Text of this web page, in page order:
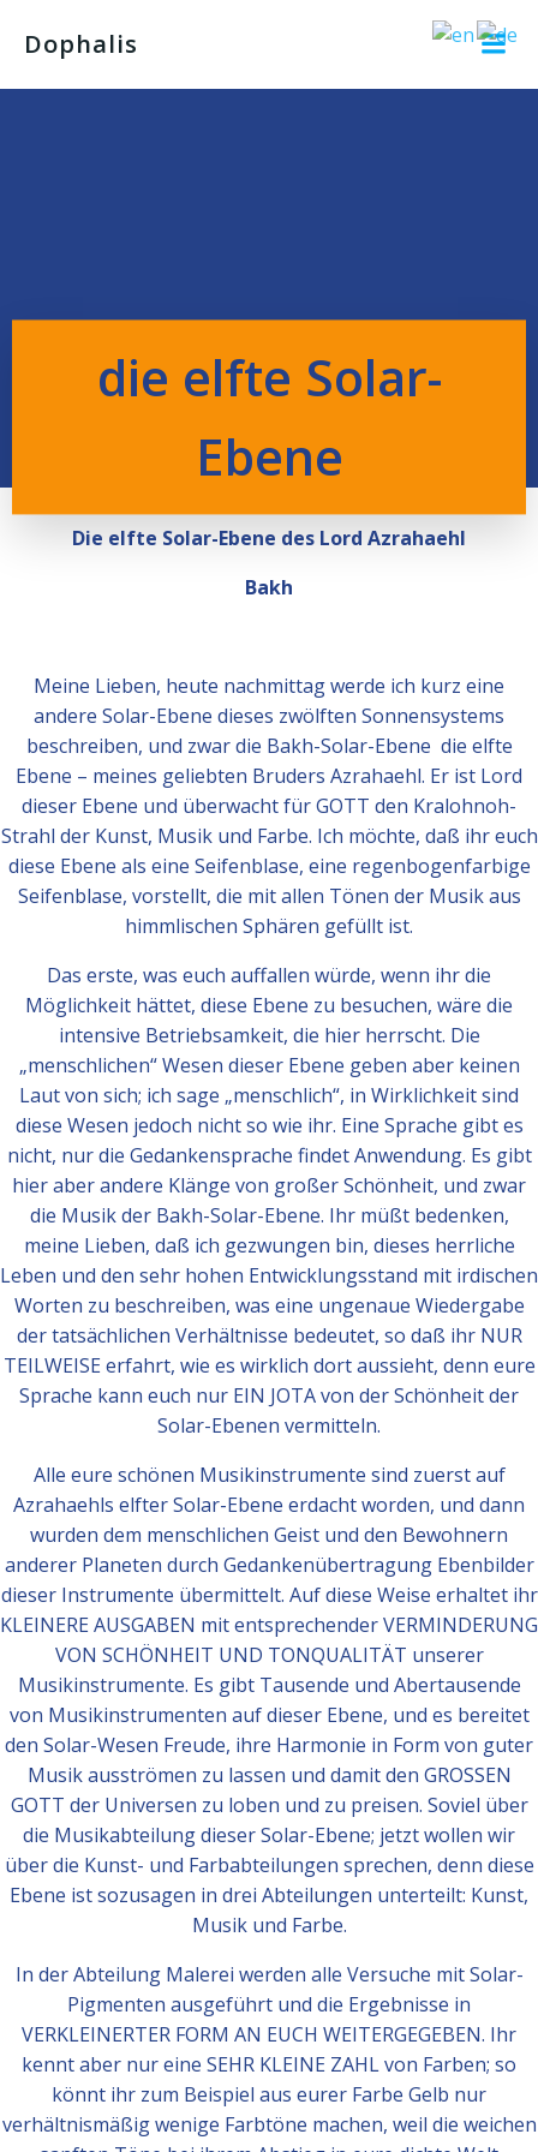
Dophalis
die elfte Solar-
Ebene
Die elfte Solar-Ebene des Lord Azrahaehl
Bakh
Meine Lieben, heute nachmittag werde ich kurz eine
andere Solar-Ebene dieses zwölften Sonnensystems
beschreiben, und zwar die Bakh-Solar-Ebene ­ die elfte
Ebene – meines geliebten Bruders Azrahaehl. Er ist Lord
dieser Ebene und überwacht für GOTT den Kralohnoh-
Strahl der Kunst, Musik und Farbe. Ich möchte, daß ihr euch
diese Ebene als eine Seifenblase, eine regenbogen­farbige
Seifenblase, vorstellt, die mit allen Tönen der Musik aus
himmlischen Sphären gefüllt ist.
Das erste, was euch auffallen würde, wenn ihr die
Möglichkeit hättet, diese Ebene zu besuchen, wäre die
intensive Betriebsamkeit, die hier herrscht. Die
„menschlichen“ Wesen dieser Ebene geben aber keinen
Laut von sich; ich sage „menschlich“, in Wirklichkeit sind
diese Wesen jedoch nicht so wie ihr. Eine Sprache gibt es
nicht, nur die Gedankensprache findet Anwendung. Es gibt
hier aber andere Klänge von großer Schönheit, und zwar
die Musik der Bakh-Solar-Ebene. Ihr müßt bedenken,
meine Lieben, daß ich gezwungen bin, dieses herrliche
Leben und den sehr hohen Entwicklungsstand mit irdischen
Worten zu beschreiben, was eine ungenaue Wiedergabe
der tatsächlichen Verhältnisse bedeutet, so daß ihr NUR
TEILWEISE erfahrt, wie es wirklich dort aussieht, denn eure
Sprache kann euch nur EIN JOTA von der Schönheit der
Solar-Ebenen vermitteln.
Alle eure schönen Musikinstrumente sind zuerst auf
Azrahaehls elfter Solar-Ebene erdacht worden, und dann
wurden dem menschlichen Geist und den Bewohnern
anderer Planeten durch Gedankenübertragung Ebenbilder
dieser Instrumente übermittelt. Auf diese Weise erhaltet ihr
KLEINERE AUSGABEN mit entsprechender VERMINDERUNG
VON SCHÖNHEIT UND TON­QUALITÄT unserer
Musikinstrumente. Es gibt Tausende und Abertausende
von Musikinstrumenten auf dieser Ebene, und es bereitet
den Solar-Wesen Freude, ihre Harmonie in Form von guter
Musik ausströmen zu lassen und damit den GROSSEN
GOTT der Universen zu loben und zu preisen. Soviel über
die Musikabteilung dieser Solar-Ebene; jetzt wollen wir
über die Kunst- und Farbabteilungen sprechen, denn diese
Ebene ist sozusagen in drei Abteilungen unterteilt: Kunst,
Musik und Farbe.
In der Abteilung Malerei werden alle Versuche mit Solar-
Pigmenten ausgeführt und die Ergebnisse in
VERKLEINERTER FORM AN EUCH WEITERGEGEBEN. Ihr
kennt aber nur eine SEHR KLEINE ZAHL von Farben; so
könnt ihr zum Beispiel aus eurer Farbe Gelb nur
verhältnismäßig wenige Farbtöne machen, weil die weichen